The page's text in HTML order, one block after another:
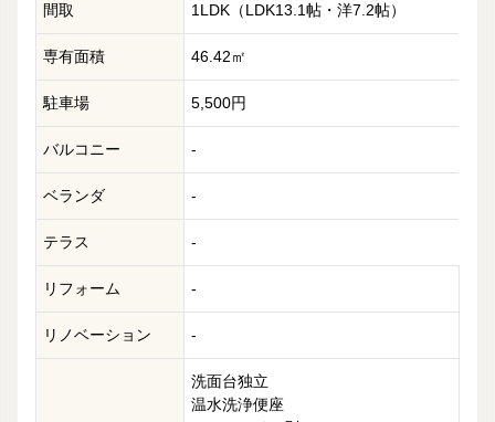
間取 1LDK（LDK13.1帖・洋7.2帖）
専有面積 46.42㎡
駐車場 5,500円
バルコニー -
ベランダ -
テラス -
リフォーム -
リノベーション -
洗面台独立
温水洗浄便座